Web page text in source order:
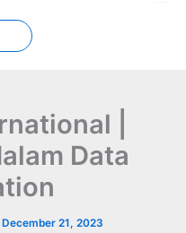
|
Data
December 21, 2023